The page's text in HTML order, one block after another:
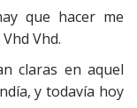
que hacer me
Vhd.
claras en aquel
y todavía hoy